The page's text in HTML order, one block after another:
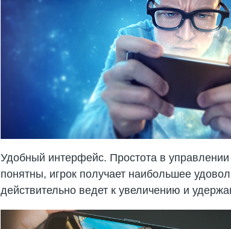
Удобный интерфейс. Простота в
понятны, игрок получает наибольшее
действительно ведет к увеличению и